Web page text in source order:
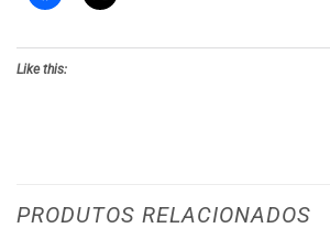
Like this:
PRODUTOS RELACIONADOS